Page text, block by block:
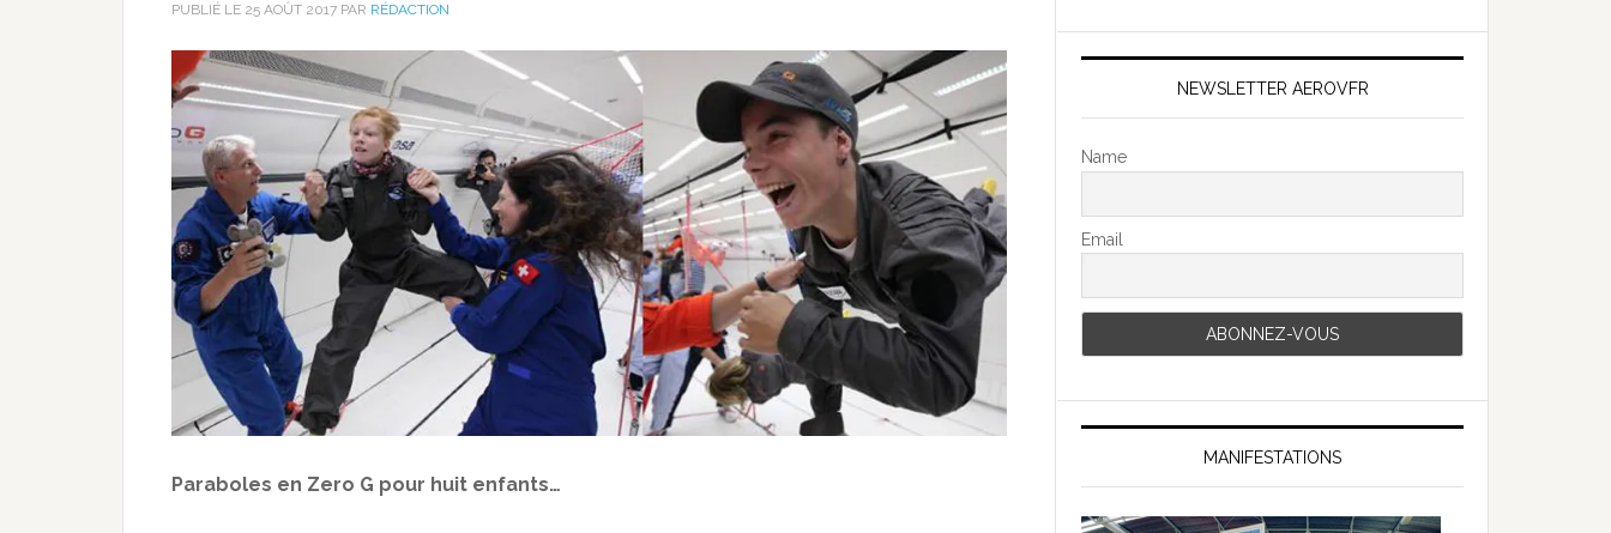
PUBLIÉ LE 25 AOÛT 2017 PAR RÉDACTION
Paraboles en Zero G pour huit enfants…
NEWSLETTER AEROVFR
Name
Email
MANIFESTATIONS